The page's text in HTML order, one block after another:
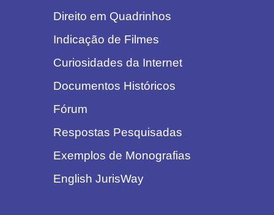
Direito em Quadrinhos
Indicação de Filmes
Curiosidades da Internet
Documentos Históricos
Fórum
Respostas Pesquisadas
Exemplos de Monografias
English JurisWay